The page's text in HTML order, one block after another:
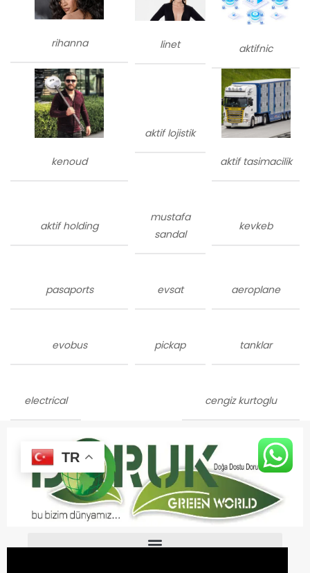
rihanna linet aktifnic
kenoud
aktif lojistik
aktif tasimacilik
aktif holding
mustafa
sandal
kevkeb
pasaports evsat aeroplane
evobus pickap tanklar
electrical cengiz kurtoglu